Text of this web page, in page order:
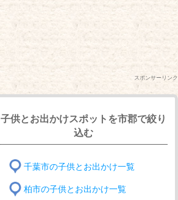
スポンサーリンク
子供とお出かけスポットを市郡で絞り
込む
千葉市の子供とお出かけ一覧
柏市の子供とお出かけ一覧